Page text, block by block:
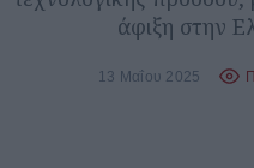
άφιξη στην
13 Μαΐου 2025